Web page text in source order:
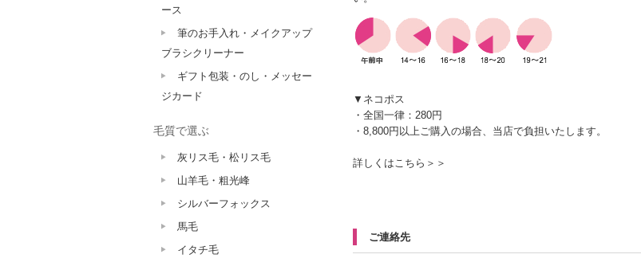
▼ネコポス
・全国一律：280円
・8,800円以上ご購入の場合、当店で負担いたします。
詳しくはこちら＞＞
ご連絡先
ース
筆のお手入れ・メイクアップ
ブラシクリーナー
ギフト包装・のし・メッセー
ジカード
毛質で選ぶ
灰リス毛・松リス毛
山羊毛・粗光峰
シルバーフォックス
馬毛
イタチ毛